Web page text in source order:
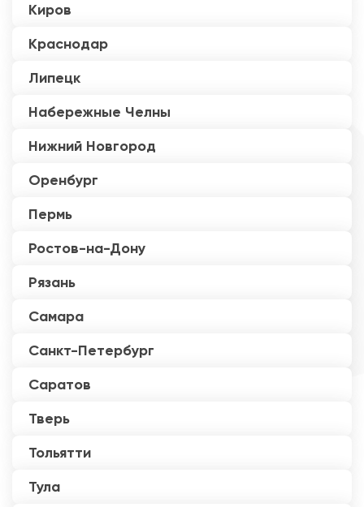
Киров
Краснодар
Липецк
Набережные Челны
Нижний Новгород
Оренбург
Пермь
Ростов-на-Дону
Рязань
Самара
Санкт-Петербург
Саратов
Тверь
Тольятти
Тула